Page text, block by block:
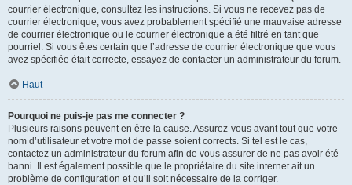
courrier électronique, consultez les instructions. Si vous ne recevez pas de
courrier électronique, vous avez probablement spécifié une mauvaise adresse
de courrier électronique ou le courrier électronique a été filtré en tant que
pourriel. Si vous êtes certain que l’adresse de courrier électronique que vous
avez spécifiée était correcte, essayez de contacter un administrateur du forum.
Haut
Pourquoi ne puis-je pas me connecter ?
Plusieurs raisons peuvent en être la cause. Assurez-vous avant tout que votre
nom d’utilisateur et votre mot de passe soient corrects. Si tel est le cas,
contactez un administrateur du forum afin de vous assurer de ne pas avoir été
banni. Il est également possible que le propriétaire du site internet ait un
problème de configuration et qu’il soit nécessaire de la corriger.